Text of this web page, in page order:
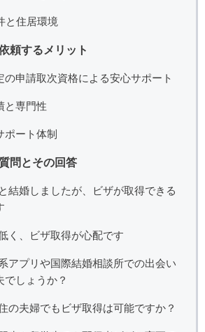
と住居環境
頼するメリット
の申請取次資格による安心サポート
と専門性
ポート体制
問とその回答
結婚しましたが、ビザが取得できる
く、ビザ取得が心配です
アプリや国際結婚相談所での出会い
でしょうか？
の夫婦でもビザ取得は可能ですか？